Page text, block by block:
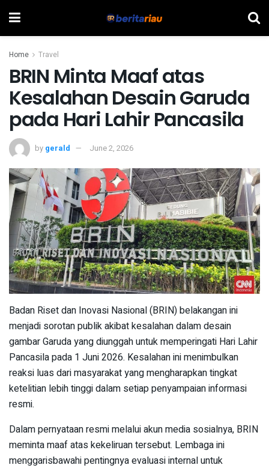
Home Travel
BRIN Minta Maaf atas
Kesalahan Desain Garuda
pada Hari Lahir Pancasila
by gerald June 2, 2026
Badan Riset dan Inovasi Nasional (BRIN) belakangan ini
menjadi sorotan publik akibat kesalahan dalam desain
gambar Garuda yang diunggah untuk memperingati Hari Lahir
Pancasila pada 1 Juni 2026. Kesalahan ini menimbulkan
reaksi luas dari masyarakat yang mengharapkan tingkat
ketelitian lebih tinggi dalam setiap penyampaian informasi
resmi.
Dalam pernyataan resmi melalui akun media sosialnya, BRIN
meminta maaf atas kekeliruan tersebut. Lembaga ini
menggarisbawahi pentingnya evaluasi internal untuk